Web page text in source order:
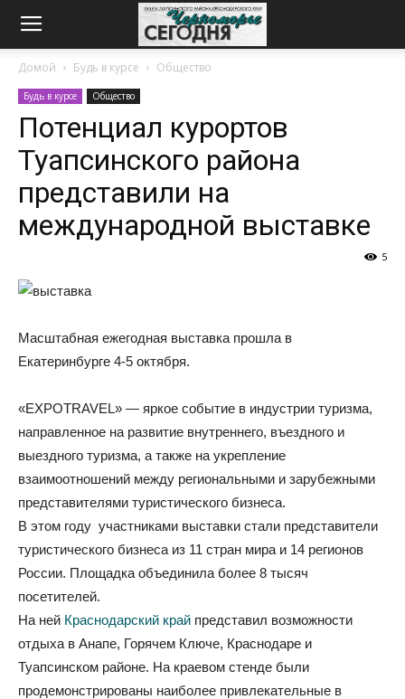
Домой Будь в курсе Общество
Будь в курсе Общество
Потенциал курортов
Туапсинского района
представили на
международной выставке
5
Масштабная ежегодная выставка прошла в
Екатеринбурге 4-5 октября.
«EXPOTRAVEL» — яркое событие в индустрии туризма,
направленное на развитие внутреннего, въездного и
выездного туризма, а также на укрепление
взаимоотношений между региональными и зарубежными
представителями туристического бизнеса.
В этом году участниками выставки стали представители
туристического бизнеса из 11 стран мира и 14 регионов
России. Площадка объединила более 8 тысяч
посетителей.
На ней Краснодарский край представил возможности
отдыха в Анапе, Горячем Ключе, Краснодаре и
Туапсинском районе. На краевом стенде были
продемонстрированы наиболее привлекательные в